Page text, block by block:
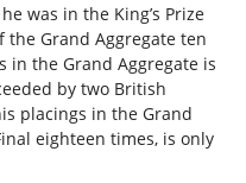
was in the King’s Prize
the Grand Aggregate ten
in the Grand Aggregate is
by two British
placings in the Grand
eighteen times, is only